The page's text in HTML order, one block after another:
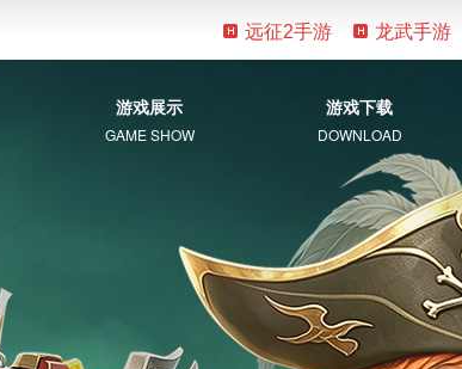
远征2手游 龙武手游
游戏展示
GAME SHOW
游戏下载
DOWNLOAD
客户端下载
补丁下载
常见问题